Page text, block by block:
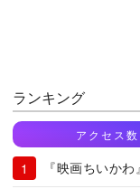
ランキング
アクセス数
『映画ちいか